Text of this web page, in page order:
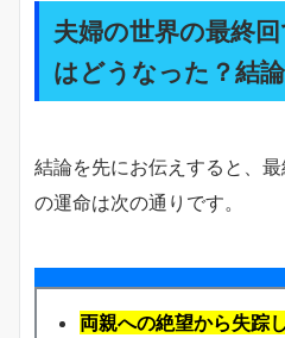
夫婦の世界の最終
はどうなった？結
結論を先にお伝えすると、
の運命は次の通りです。
両親への絶望から失踪